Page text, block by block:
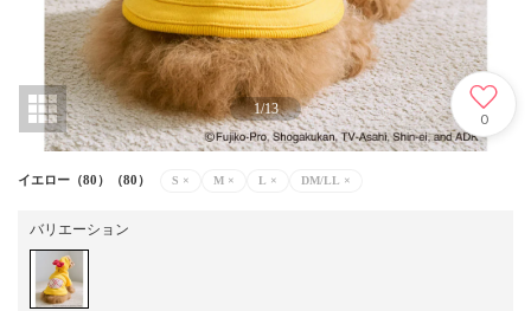
1/13
0
イエロー（80）（80） S × M × L × DM/LL ×
バリエーション